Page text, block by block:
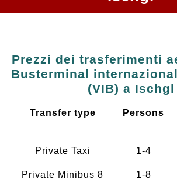
Prezzi dei trasferimenti
Busterminal
(VIB) a Ischgl
Transfer type Persons
Private Taxi 1-4
Private Minibus 8
1-8